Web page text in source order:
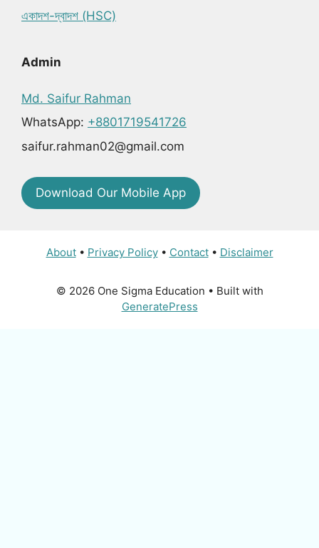
একাদশ-দ্বাদশ (HSC)
Admin
Md. Saifur Rahman
WhatsApp: +8801719541726
saifur.rahman02@gmail.com
Download Our Mobile App
About• Privacy Policy• Contact• Disclaimer
© 2026 One Sigma Education • Built with
GeneratePress